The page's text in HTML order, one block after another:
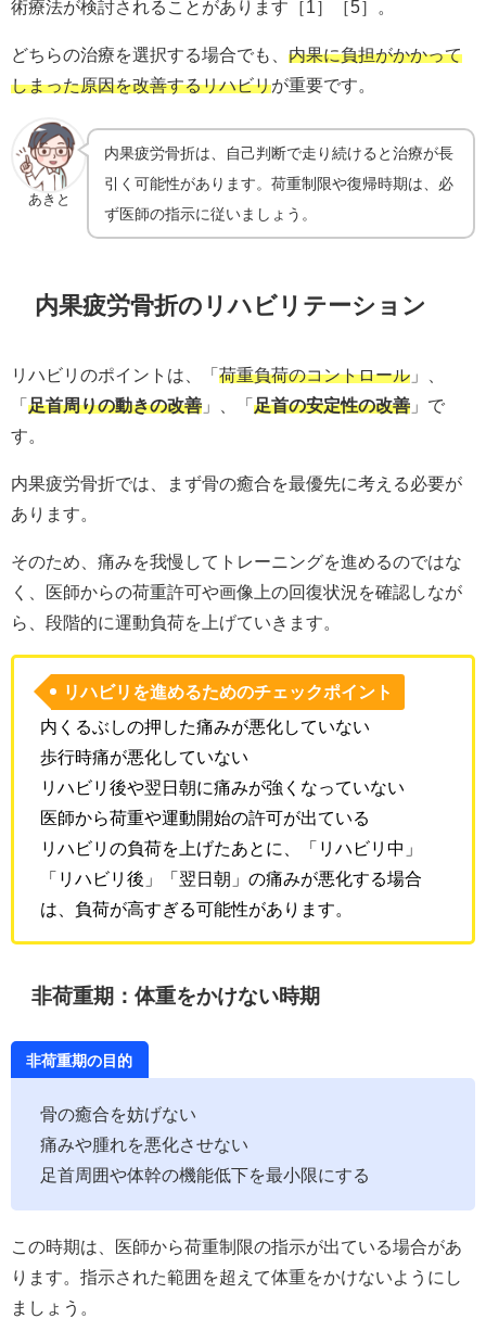
術療法が検討されることがあります［1］［5］。
どちらの治療を選択する場合でも、 内果に負担がかかって
しまった原因を改善するリハビリが重要です。
あきと
内果疲労骨折は、自己判断で走り続けると治療が長
引く可能性があります。荷重制限や復帰時期は、必
ず医師の指示に従いましょう。
内果疲労骨折のリハビリテーション
リハビリのポイントは、「 荷重負荷のコントロール 」、
「 足首周りの動きの改善 」、「 足首の安定性の改善 」で
す。
内果疲労骨折では、まず骨の癒合を最優先に考える必要が
あります。
そのため、痛みを我慢してトレーニングを進めるのではな
く、医師からの荷重許可や画像上の回復状況を確認しなが
ら、段階的に運動負荷を上げていきます。
リハビリを進めるためのチェックポイント
内くるぶしの押した痛みが悪化していない
歩行時痛が悪化していない
リハビリ後や翌日朝に痛みが強くなっていない
医師から荷重や運動開始の許可が出ている
リハビリの負荷を上げたあとに、「リハビリ中」
「リハビリ後」「翌日朝」の痛みが悪化する場合
は、負荷が高すぎる可能性があります。
非荷重期：体重をかけない時期
非荷重期の目的
骨の癒合を妨げない
痛みや腫れを悪化させない
足首周囲や体幹の機能低下を最小限にする
この時期は、医師から荷重制限の指示が出ている場合があ
ります。指示された範囲を超えて体重をかけないようにし
ましょう。